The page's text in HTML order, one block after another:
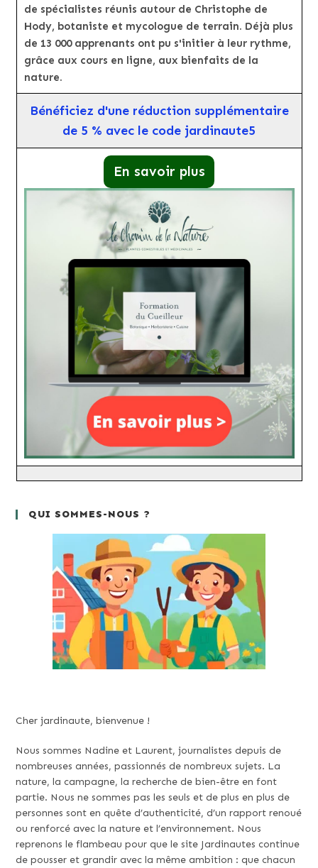
de spécialistes réunis autour de Christophe de
Hody, botaniste et mycologue de terrain. Déjà plus
de 13 000 apprenants ont pu s'initier à leur rythme,
grâce aux cours en ligne, aux bienfaits de la
nature.
Bénéficiez d'une réduction supplémentaire
de 5 % avec le code jardinaute5
En savoir plus
QUI SOMMES-NOUS ?
Cher jardinaute, bienvenue !
Nous sommes Nadine et Laurent, journalistes depuis de
nombreuses années, passionnés de nombreux sujets. La
nature, la campagne, la recherche de bien-être en font
partie. Nous ne sommes pas les seuls et de plus en plus de
personnes sont en quête d’authenticité, d’un rapport renoué
ou renforcé avec la nature et l’environnement. Nous
reprenons le flambeau pour que le site Jardinautes continue
de pousser et grandir avec la même ambition : que chacun